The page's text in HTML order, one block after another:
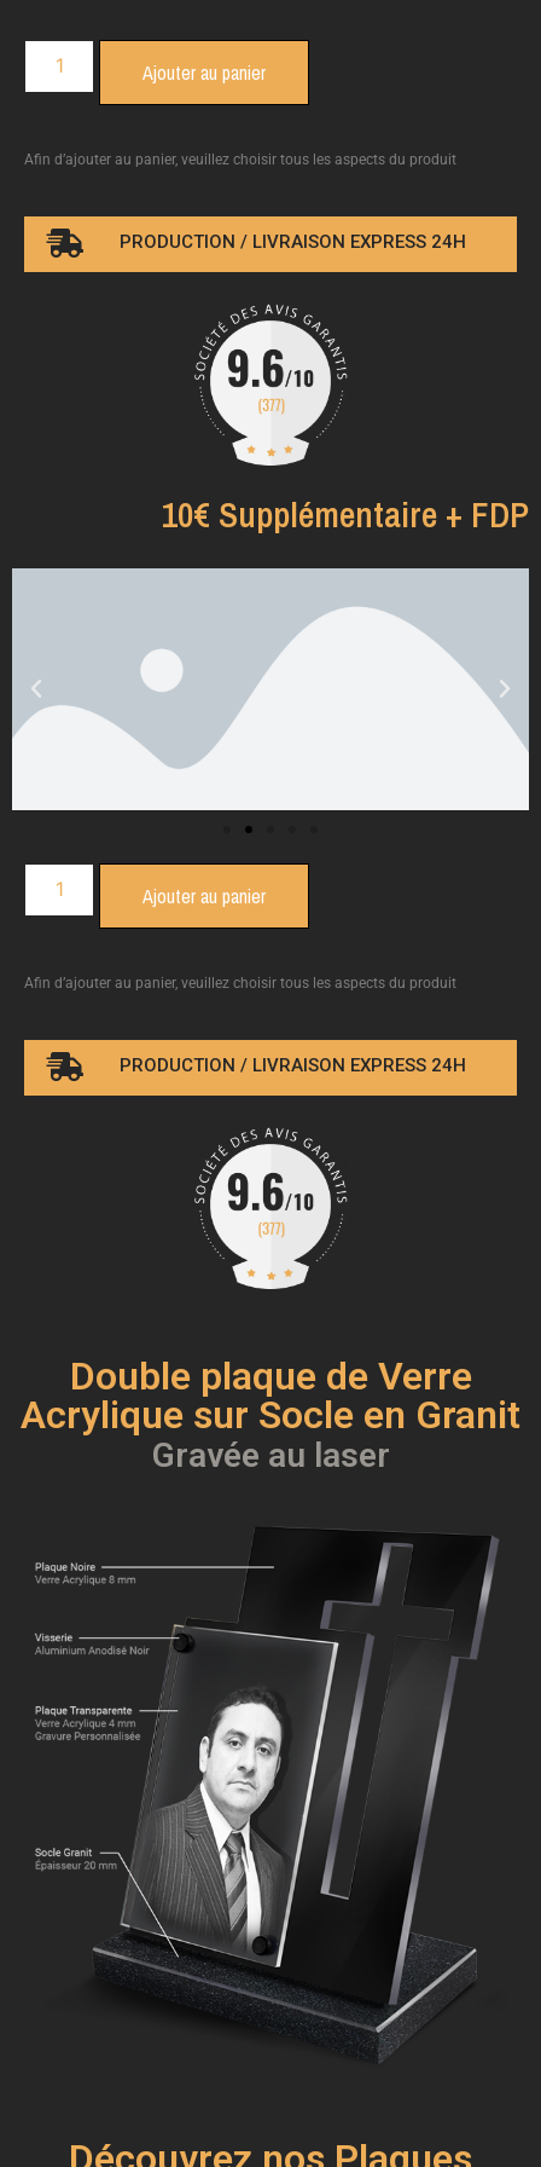
Ajouter au panier
Afin d’ajouter au panier, veuillez choisir tous les aspects du produit
PRODUCTION / LIVRAISON EXPRESS 24H
10€ Supplémentaire + FDP
Ajouter au panier
Afin d’ajouter au panier, veuillez choisir tous les aspects du produit
PRODUCTION / LIVRAISON EXPRESS 24H
Double plaque de Verre
Acrylique sur Socle en Granit
Gravée au laser